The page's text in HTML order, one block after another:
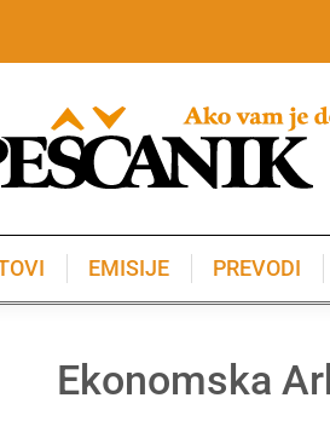
EMISIJE PREVODI
Ekonomska